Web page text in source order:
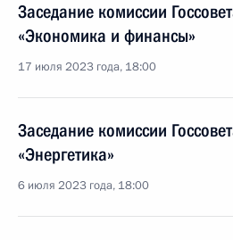
Заседание комиссии
«Экономика и финансы»
17 июля 2023 года, 18:00
Заседание комиссии
«Энергетика»
6 июля 2023 года, 18:00